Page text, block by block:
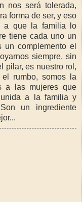
nos será tolerada,
forma de ser, y eso
a que la familia lo
tiene cada uno un
un complemento el
siempre, sin
pilar, es nuestro rol,
el rumbo, somos la
a las mujeres que
unida a la familia y
un ingrediente